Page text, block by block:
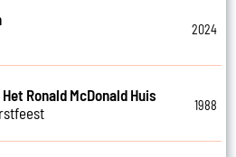
2024
Ronald McDonald Huis
1988